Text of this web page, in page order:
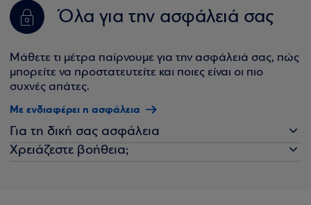
Όλα για την ασφάλειά σας
Μάθετε τι μέτρα παίρνουμε για την ασφάλειά σας, πώς
μπορείτε να προστατευτείτε και ποιες είναι οι πιο
συχνές απάτες.
Με ενδιαφέρει η ασφάλεια
Για τη δική σας ασφάλεια
Χρειάζεστε βοήθεια;